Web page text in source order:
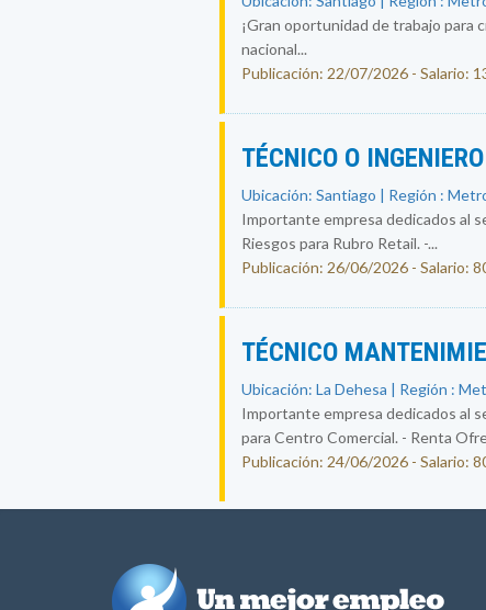
¡Gran oportunidad de trabajo para
nacional...
Publicación: 22/07/2026 - Salario:
TÉCNICO O
Ubicación: Santiago | Región :
Importante empresa dedicados al
Riesgos para Rubro Retail. -...
Publicación: 26/06/2026 - Salario:
TÉCNICO
Ubicación: La Dehesa | Región :
Importante empresa dedicados al
para Centro Comercial. - Renta
Publicación: 24/06/2026 - Salario: